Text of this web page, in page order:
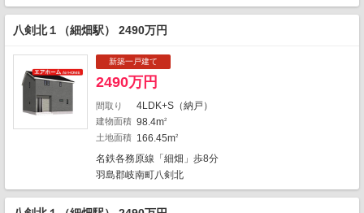
4
2
2
2
2
1
1
八剣北１（細畑駅） 2490万円
新築一戸建て
2490万円
間取り 4LDK+S（納戸）
建物面積 98.4m2
土地面積 166.45m2
名鉄各務原線「細畑」歩8分
羽島郡岐南町八剣北